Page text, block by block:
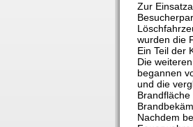
Zur
wurden die
Ein Teil der
Die
begannen
und die
Nachdem